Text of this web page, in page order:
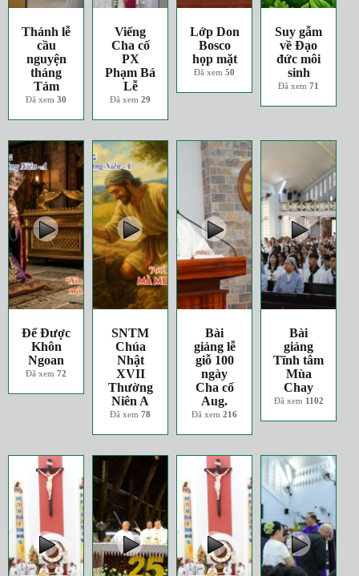
Thánh lễ
cầu
nguyện
tháng
Tám
Đã xem30
Viếng
Cha cố
PX
Phạm Bá
Lễ
Đã xem29
Lớp Don
Bosco
họp mặt
Đã xem50
Suy gẫm
về Đạo
đức môi
sinh
Đã xem71
Để Được
Khôn
Ngoan
Đã xem72
SNTM
Chúa
Nhật
XVII
Thường
Niên A
Đã xem78
Bài
giảng lễ
giỗ 100
ngày
Cha cố
Aug.
Đã xem216
Bài
giảng
Tĩnh tâm
Mùa
Chay
Đã xem 1102